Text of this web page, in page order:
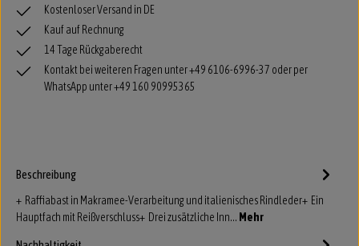
Kostenloser Versand in DE
Kauf auf Rechnung
14 Tage Rückgaberecht
Kontakt bei weiteren Fragen unter +49 6106-6996-37 oder per
WhatsApp unter +49 160 90995365
Beschreibung
+ Raffiabast in Makramee-Verarbeitung und italienisches Rindleder+ Ein
Hauptfach mit Reißverschluss+ Drei zusätzliche Inn… Mehr